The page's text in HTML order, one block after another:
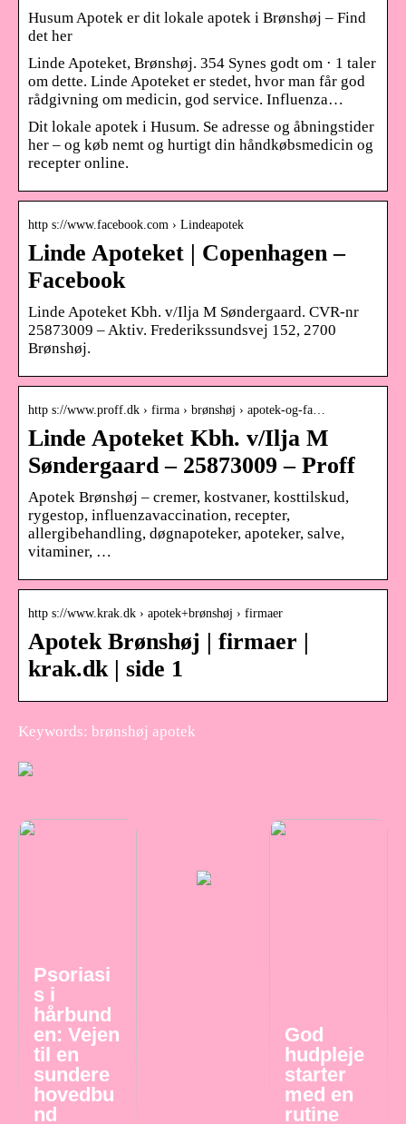
Husum Apotek er dit lokale apotek i Brønshøj – Find
det her
Linde Apoteket, Brønshøj. 354 Synes godt om · 1 taler
om dette. Linde Apoteket er stedet, hvor man får god
rådgivning om medicin, god service. Influenza…
Dit lokale apotek i Husum. Se adresse og åbningstider
her – og køb nemt og hurtigt din håndkøbsmedicin og
recepter online.
http s://www.facebook.com › Lindeapotek
Linde Apoteket | Copenhagen –
Facebook
Linde Apoteket Kbh. v/Ilja M Søndergaard. CVR-nr
25873009 – Aktiv. Frederikssundsvej 152, 2700
Brønshøj.
http s://www.proff.dk › firma › brønshøj › apotek-og-fa…
Linde Apoteket Kbh. v/Ilja M
Søndergaard – 25873009 – Proff
Apotek Brønshøj – cremer, kostvaner, kosttilskud,
rygestop, influenzavaccination, recepter,
allergibehandling, døgnapoteker, apoteker, salve,
vitaminer, …
http s://www.krak.dk › apotek+brønshøj › firmaer
Apotek Brønshøj | firmaer |
krak.dk | side 1
Keywords: brønshøj apotek
Psoriasi
s i
hårbund
en: Vejen
til en
sundere
hovedbu
nd
God
hudpleje
starter
med en
rutine